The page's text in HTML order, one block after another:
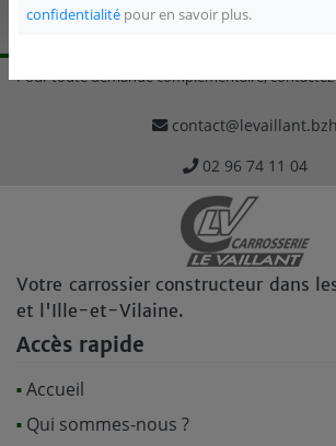
notre lettre d'information. Lisez notrePolitique de
Pour toute demande complémentaire,
contact@levaillant.bzh
02 96 74 11 04
Votre carrossier constructeur dans
et l'Ille-et-Vilaine.
Accès rapide
Accueil
Qui sommes-nous ?
confidentialité pour en savoir plus.